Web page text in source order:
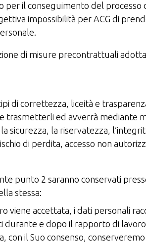
per il conseguimento del
impossibilità per ACG di
di misure precontrattuali
di correttezza, liceità e
trasmetterli ed avverrà mediante
sicurezza, la riservatezza,
di perdita, accesso non
punto 2 saranno conservati
stessa:
viene accettata, i dati personali
e dopo il rapporto di
con il Suo consenso,